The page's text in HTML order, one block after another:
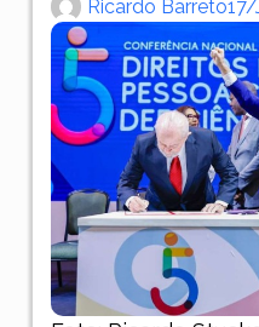
Ricardo Barreto